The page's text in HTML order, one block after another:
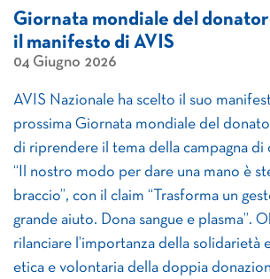
Giornata mondiale del
il manifesto di AVIS
04 Giugno 2026
AVIS Nazionale ha scelto il suo
prossima Giornata mondiale del
di riprendere il tema della campagna di
“Il nostro modo per dare una mano è
braccio”, con il claim “Trasforma un
grande aiuto. Dona sangue e plasma”.
rilanciare l’importanza della solidarietà
etica e volontaria della doppia